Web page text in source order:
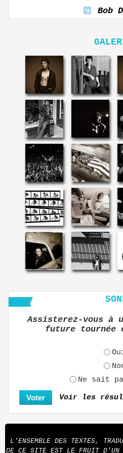
Bob
Assisterez-vous à
future tournée
Ne sait
Voir les
L'ENSEMBLE DES TEXTES,
DE CE SITE EST LE FRUIT D'UN